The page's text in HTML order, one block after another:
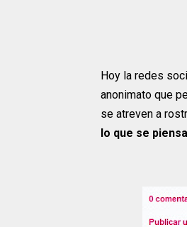
Hoy la redes
anonimato que
se atreven a
lo que se